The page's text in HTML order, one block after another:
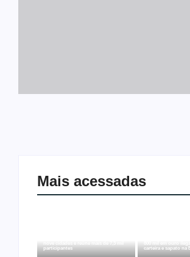
Mais acessadas
nove cidades e reúne mais de 7,3 mil
participantes
carteira e sapato na